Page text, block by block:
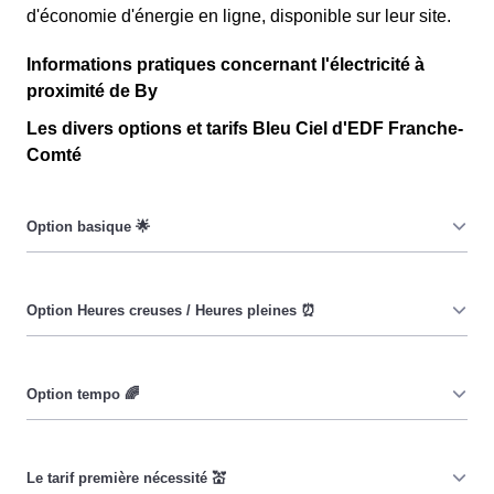
d'économie d'énergie en ligne, disponible sur leur site.
Informations pratiques concernant l'électricité à
proximité de By
Les divers options et tarifs Bleu Ciel d'EDF Franche-
Comté
date, ni de l'heure, que ce soit à By ou ailleurs. 💡
est moindre. ⚡
habitants de By à réduire leur consommation pendant 65